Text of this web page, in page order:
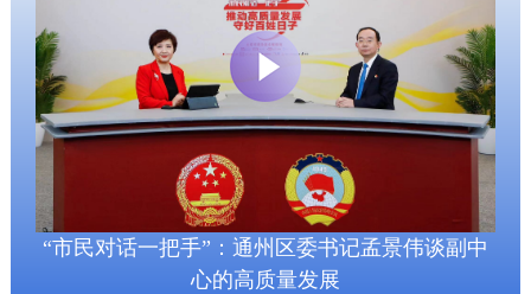
“市民对话一把手”：通州区委书记孟景伟谈副中
心的高质量发展